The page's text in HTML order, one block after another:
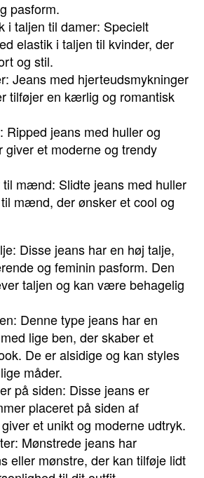
pasform.
i taljen til damer: Specielt
elastik i taljen til kvinder, der
og stil.
Jeans med hjerteudsmykninger
tilføjer en kærlig og romantisk
Ripped jeans med huller og
giver et moderne og trendy
mænd: Slidte jeans med huller
mænd, der ønsker et cool og
Disse jeans har en høj talje,
og feminin pasform. Den
taljen og kan være behagelig
Denne type jeans har en
lige ben, der skaber et
De er alsidige og kan styles
måder.
på siden: Disse jeans er
placeret på siden af
et unikt og moderne udtryk.
Mønstrede jeans har
eller mønstre, der kan tilføje lidt